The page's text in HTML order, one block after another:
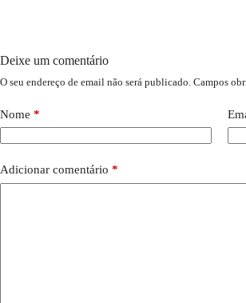
Deixe um comentário
O seu endereço de email não será publicado. Campos
Nome *
Adicionar comentário *